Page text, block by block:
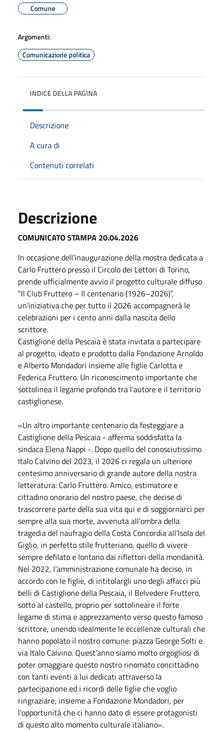
Comune
Argomenti:
Comunicazione politica
INDICE DELLA PAGINA
Descrizione
A cura di
Contenuti correlati
Descrizione
COMUNICATO STAMPA 20.04.2026
In occasione dell’inaugurazione della mostra dedicata a
Carlo Fruttero presso il Circolo dei Lettori di Torino,
prende ufficialmente avvio il progetto culturale diffuso
“Il Club Fruttero – Il centenario (1926–2026)”,
un’iniziativa che per tutto il 2026 accompagnerà le
celebrazioni per i cento anni dalla nascita dello
scrittore.
Castiglione della Pescaia è stata invitata a partecipare
al progetto, ideato e prodotto dalla Fondazione Arnoldo
e Alberto Mondadori insieme alle figlie Carlotta e
Federica Fruttero. Un riconoscimento importante che
sottolinea il legame profondo tra l’autore e il territorio
castiglionese.
«Un altro importante centenario da festeggiare a
Castiglione della Pescaia - afferma soddisfatta la
sindaca Elena Nappi -. Dopo quello del conosciutissimo
Italo Calvino del 2023, il 2026 ci regala un ulteriore
centesimo anniversario di grande autore della nostra
letteratura: Carlo Fruttero. Amico, estimatore e
cittadino onorario del nostro paese, che decise di
trascorrere parte della sua vita qui e di soggiornarci per
sempre alla sua morte, avvenuta all’ombra della
tragedia del naufragio della Costa Concordia all’Isola del
Giglio, in perfetto stile frutteriano, quello di vivere
sempre defilato e lontano dai riflettori della mondanità.
Nel 2022, l’amministrazione comunale ha deciso, in
accordo con le figlie, di intitolargli uno degli affacci più
belli di Castiglione della Pescaia, il Belvedere Fruttero,
sotto al castello, proprio per sottolineare il forte
legame di stima e apprezzamento verso questo famoso
scrittore, unendo idealmente le eccellenze culturali che
hanno popolato il nostro comune: piazza George Solti e
via Italo Calvino. Quest’anno siamo molto orgogliosi di
poter omaggiare questo nostro rinomato concittadino
con tanti eventi a lui dedicati attraverso la
partecipazione ed i ricordi delle figlie che voglio
ringraziare, insieme a Fondazione Mondadori, per
l’opportunità che ci hanno dato di essere protagonisti
di questo alto momento culturale italiano».